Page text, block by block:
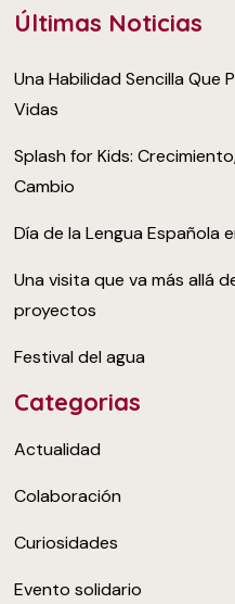
Últimas Noticias
Una Habilidad Sencilla Que
Vidas
Splash for Kids:
Cambio
Día de la Lengua Española
Una visita que va más allá
proyectos
Festival del agua
Categorias
Actualidad
Colaboración
Curiosidades
Evento solidario